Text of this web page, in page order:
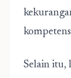
Selain itu,